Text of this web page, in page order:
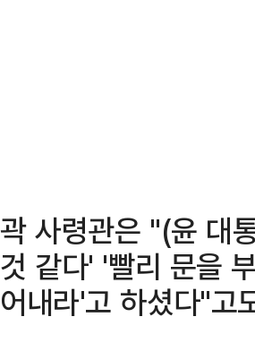
곽 사령관은 "(윤 대
것 같다' '빨리 문을
어내라'고 하셨다"고